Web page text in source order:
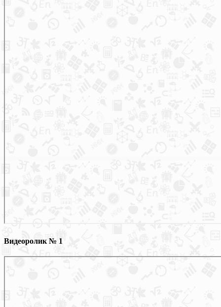
Видеоролик № 1